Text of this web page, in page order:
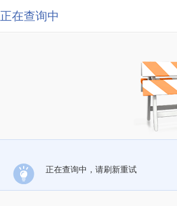
正在查询中
正在查询中，请刷新重试